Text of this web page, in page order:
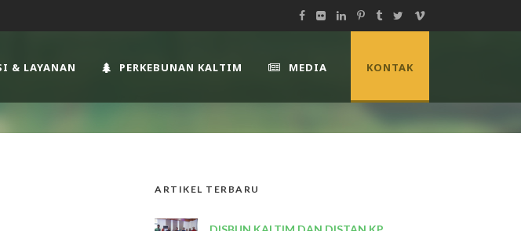
& LAYANAN PERKEBUNAN KALTIM MEDIA KONTAK
ARTIKEL TERBARU